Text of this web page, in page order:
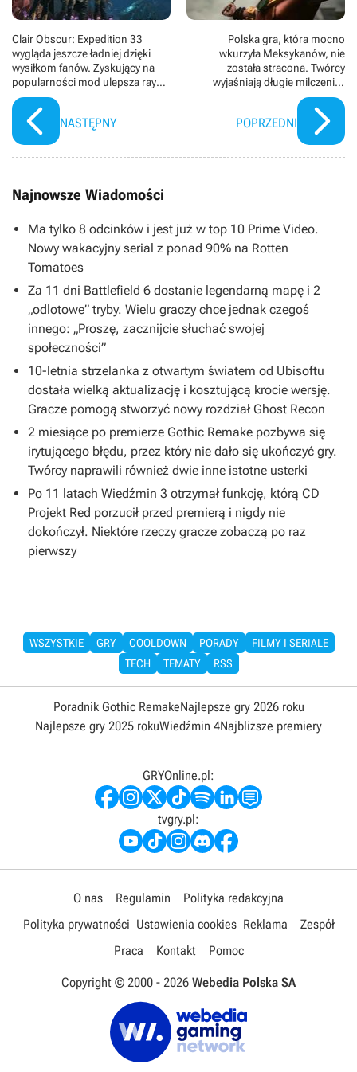
Clair Obscur: Expedition 33
wygląda jeszcze ładniej dzięki
wysiłkom fanów. Zyskujący na
popularności mod ulepsza ray
tracing
NASTĘPNY
Polska gra, która mocno
wkurzyła Meksykanów, nie
została stracona. Twórcy
wyjaśniają długie milczenie i
zapowiadają nowe materiały z
Ecumene Aztec
POPRZEDNI
Najnowsze Wiadomości
Ma tylko 8 odcinków i jest już w top 10 Prime Video.
Nowy wakacyjny serial z ponad 90% na Rotten
Tomatoes
Za 11 dni Battlefield 6 dostanie legendarną mapę i 2
„odlotowe” tryby. Wielu graczy chce jednak czegoś
innego: „Proszę, zacznijcie słuchać swojej
społeczności”
10-letnia strzelanka z otwartym światem od Ubisoftu
dostała wielką aktualizację i kosztującą krocie wersję.
Gracze pomogą stworzyć nowy rozdział Ghost Recon
2 miesiące po premierze Gothic Remake pozbywa się
irytującego błędu, przez który nie dało się ukończyć gry.
Twórcy naprawili również dwie inne istotne usterki
Po 11 latach Wiedźmin 3 otrzymał funkcję, którą CD
Projekt Red porzucił przed premierą i nigdy nie
dokończył. Niektóre rzeczy gracze zobaczą po raz
pierwszy
WSZYSTKIE GRY COOLDOWN PORADY
FILMY I SERIALE
TECH
TEMATY RSS
Poradnik Gothic RemakeNajlepsze gry 2026 roku
Najlepsze gry 2025 rokuWiedźmin 4Najbliższe premiery
GRYOnline.pl:
tvgry.pl:
O nas Regulamin
Polityka redakcyjna
Polityka prywatności Ustawienia cookies Reklama
Zespół
Praca
Kontakt Pomoc
Copyright © 2000 - 2026 Webedia Polska SA